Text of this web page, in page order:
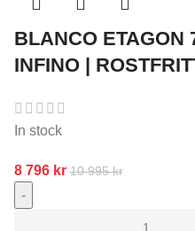
BLANCO ETAGON
INFINO |
In stock
8 796 kr 10 995kr
-